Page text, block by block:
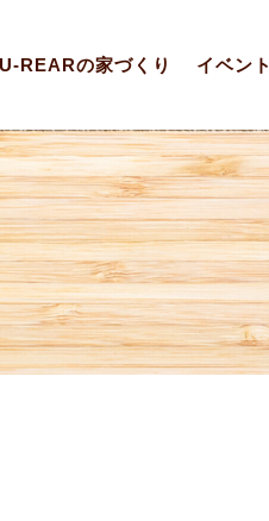
REARの家づくり イベント